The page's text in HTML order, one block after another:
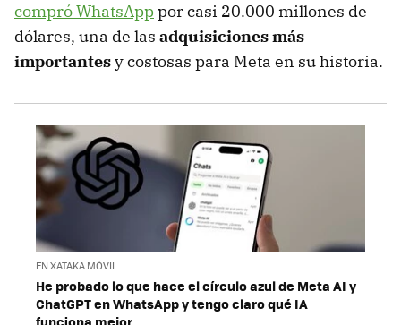
compró WhatsApppor casi 20.000 millones de
dólares, una de las adquisiciones más
importantesy costosas para Meta en su historia.
EN XATAKA MÓVIL
He probado lo que hace el círculo azul de Meta AI y
ChatGPT en WhatsApp y tengo claro qué IA